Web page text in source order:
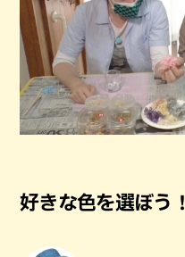
好きな色を選ぼう！